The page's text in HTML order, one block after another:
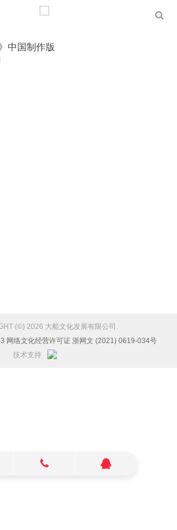
中国制作版
(©) 2026 大船文化发展有限公司.
网络文化经营许可证 浙网文 (2021) 0619-034号
技术支持